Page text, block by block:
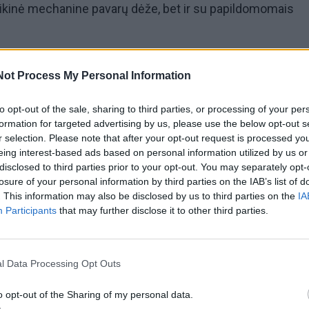
Process My Personal Information
opt-out of the sale, sharing to third parties, or processing of your
for targeted advertising by us, please use the below opt-out
selection. Please note that after your opt-out request is processed
interest-based ads based on personal information utilized by us
to third parties prior to your opt-out. You may separately
of your personal information by third parties on the IAB’s list of
This information may also be disclosed by us to third parties on the
Participants that may further disclose it to other third parties.
Data Processing Opt Outs
opt-out of the Sharing of my personal data.
mechanine pavarų dėže, bet ir su papildomomais
turėjo pakeisti arba atlikti rankinio stabdžio
smulkmenoms, laikiklius, skyrius ir atramas,
bet mažiau įprastą išvaizdą.
buvo gaminami neilgai, nes kompaktiškas visų
erdvėje kėlė didelių techninių sunkumų.